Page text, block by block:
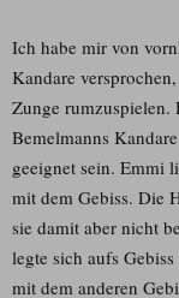
Ich habe mir von
Kandare
Zunge
Bemelmanns
geeignet sein. Emmi
mit dem Gebiss. Die
sie damit aber nicht
legte sich aufs
mit dem anderen